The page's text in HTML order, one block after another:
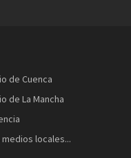
de Cuenca
de La Mancha
medios locales...